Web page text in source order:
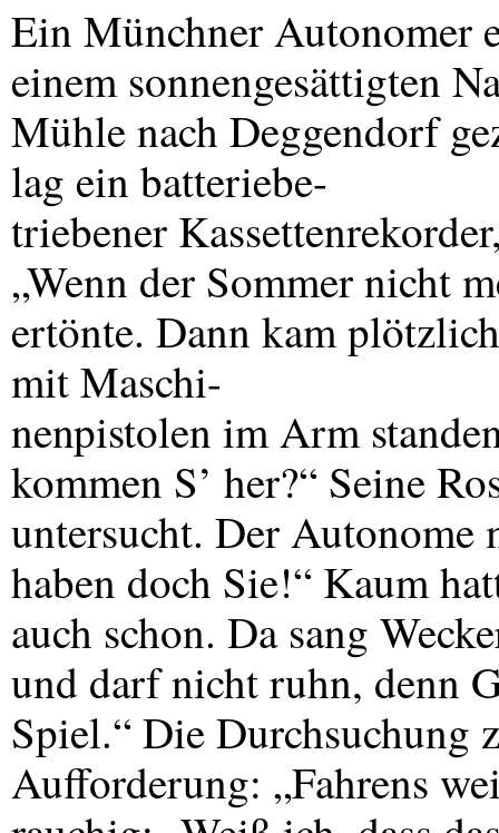
Ein Münchner Autonomer
einem sonnengesättigten
Mühle nach Deggendorf
lag ein batteriebe-
triebener
„Wenn der Sommer nicht
ertönte. Dann kam
mit Maschi-
nenpistolen im Arm
kommen S’ her?“ Seine
untersucht. Der
haben doch Sie!“ Kaum
auch schon. Da sang
und darf nicht ruhn, denn
Spiel.“ Die Durchsuchung
Aufforderung: „Fahrens